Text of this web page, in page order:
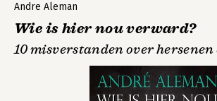
Andre Aleman
Wie is hier nou verward?
10 misverstanden over hersenen